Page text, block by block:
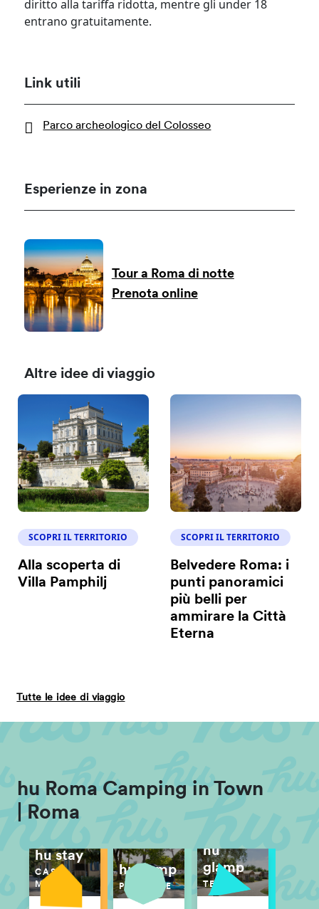
diritto alla tariffa ridotta, mentre gli under 18
entrano gratuitamente.
Link utili
Parco archeologico del Colosseo
Esperienze in zona
Tour a Roma di notte
Prenota online
Altre idee di viaggio
SCOPRI IL TERRITORIO
Alla scoperta di
Villa Pamphilj
SCOPRI IL TERRITORIO
Belvedere Roma: i
punti panoramici
più belli per
ammirare la Città
Eterna
Tutte le idee di viaggio
hu Roma Camping in Town
| Roma
hu stay
CASE
MOBILI
hu camp
PIAZZOLE
hu
glamp
TENDE